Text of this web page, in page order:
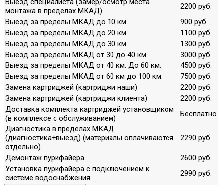
Выезд специалиста (замер/осмотр места
монтажа в пределах МКАД)
2200 руб.
Выезд за пределы МКАД до 10 км.
900 руб.
Выезд за пределы МКАД до 20 км.
1100 руб.
Выезд за пределы МКАД до 30 км.
1300 руб.
Выезд за пределы МКАД от 30 до 40 км.
3000 руб.
Выезд за пределы МКАД от 40 км. До 60 км.
4500 руб.
Выезд за пределы МКАД от 60 км до 100 км.
7500 руб.
Замена картриджей (картриджи наши)
2200 руб.
Замена картриджей (картриджи клиента)
2200 руб.
Доставка комплекта картриджей установщиком
(в комплексе с обслуживанием)
Бесплатно
Диагностика в пределах МКАД
(диагностика+выезд) (материалы оплачиваются
отдельно)
2290 руб.
Демонтаж пурифайера
2600 руб.
Установка пурифайера с подключением к
системе водоснабжения
2990 руб.